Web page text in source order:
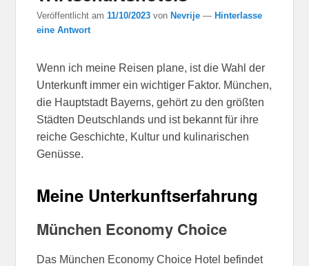
Veröffentlicht am11/10/2023 vonNevrije —Hinterlasse
eine Antwort
Wenn ich meine Reisen plane, ist die Wahl der
Unterkunft immer ein wichtiger Faktor. München,
die Hauptstadt Bayerns, gehört zu den größten
Städten Deutschlands und ist bekannt für ihre
reiche Geschichte, Kultur und kulinarischen
Genüsse.
Meine Unterkunftserfahrung
München Economy Choice
Das München Economy Choice Hotel befindet